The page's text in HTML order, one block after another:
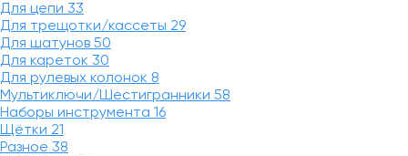
Для цепи 33
Для трещотки/кассеты 29
Для шатунов 50
Для кареток 30
Для рулевых колонок 8
Мультиключи/Шестигранники 58
Наборы инструмента 16
Щётки 21
Разное 38